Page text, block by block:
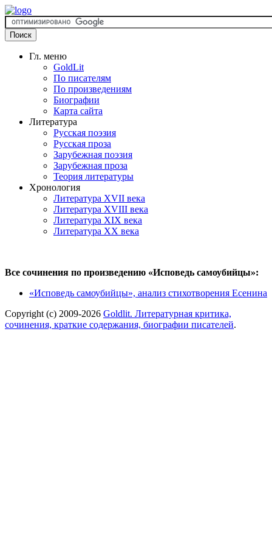
Гл. меню
GoldLit
По писателям
По произведениям
Биографии
Карта сайта
Литература
Русская поэзия
Русская проза
Зарубежная поэзия
Зарубежная проза
Теория литературы
Хронология
Литература XVII века
Литература XVIII века
Литература XIX века
Литература XX века
Все сочинения по произведению «Исповедь самоубийцы»:
«Исповедь самоубийцы», анализ стихотворения Есенина
Copyright (c) 2009-2026 Goldlit. Литературная критика,
сочинения, краткие содержания, биографии писателей.